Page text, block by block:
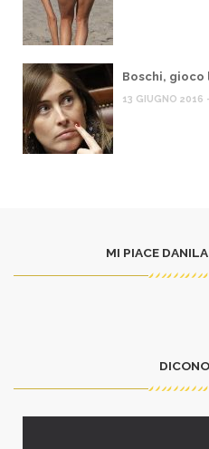
Boschi, gioco
13 GIUGNO 2016
MI PIACE